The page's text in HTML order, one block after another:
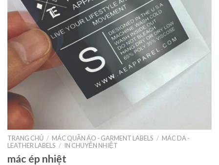
TRANG CHỦ / MÁC QUẦN ÁO - GARMENT LABELS / MÁC DA -
LEATHER LABELS / IN CHUYỂN NHIỆT
mác ép nhiệt